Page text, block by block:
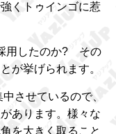
くトゥインゴに惹
用したのか? その
が挙げられます。
させているので、
あります。様々な
を大きく取ること